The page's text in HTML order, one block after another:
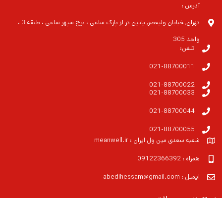
آدرس :
تهران, خیابان ولیعصر, پایین تر از پارک ساعی ، برج سپهر ساعی ، طبقه 3 ،
واحد 305
تلفن:
021-88700011
021-88700022
021-88700033
021-88700044
021-88700055
شعبه سعدی مین ول ایران : meanwell.ir
همراه : 09122366392
ایمیل : abedihessam@gmail.com